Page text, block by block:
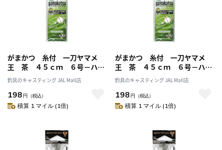
がまかつ 糸付 一刀ヤマメ
王 茶 ４５ｃｍ ６号－ハリ
ス０．４
釣具のキャスティング JAL Mall店
198 円 （税込）
積算 1 マイル (1倍)
がまかつ 糸付 一刀ヤマメ
王 茶 ４５ｃｍ ６号－ハリ
ス０．６
釣具のキャスティング JAL Mall店
198 円 （税込）
積算 1 マイル (1倍)